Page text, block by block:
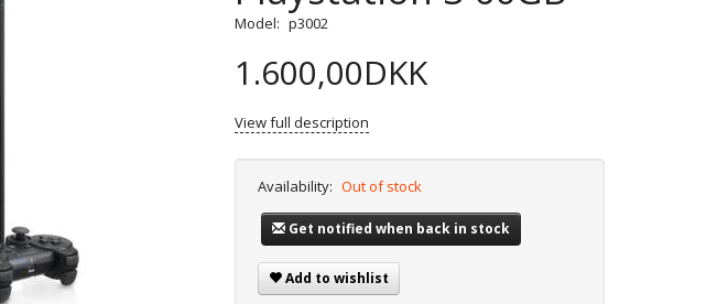
Model: p3002
1.600,00DKK
View full description
Availability: Out of stock
Get notified when back in stock
Add to wishlist